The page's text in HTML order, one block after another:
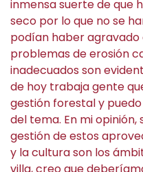
inmensa suerte de que
seco por lo que no se
podían haber agravado
problemas de erosión
inadecuados son
de hoy trabaja gente
gestión forestal y
del tema. En mi
gestión de estos
y la cultura son los